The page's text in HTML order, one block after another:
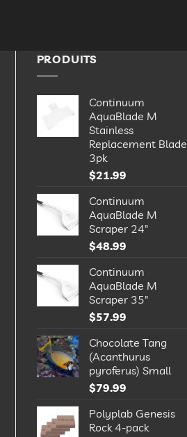
PRODUITS
Continuum
AquaBlade M
Stainless
Replacement Blade
3pk
$21.99
Continuum
AquaBlade M
Scraper 24"
$48.99
Continuum
AquaBlade M
Scraper 35"
$57.99
Chocolate Tang
(Acanthurus
pyroferus) Small
$79.99
Polyplab Genesis
Rock 4-pack